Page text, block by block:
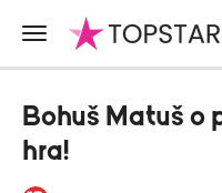
Bohuš Matuš o
hra!